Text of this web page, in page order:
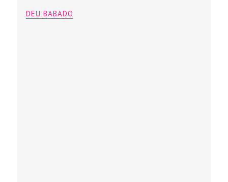
DEU BABADO